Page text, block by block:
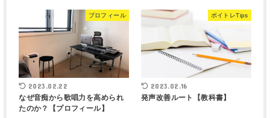
プロフィール
2023.02.22
なぜ音痴から歌唱力を高められ
たのか？【プロフィール】
ボイトレTips
2023.02.16
発声改善ルート【教科書】